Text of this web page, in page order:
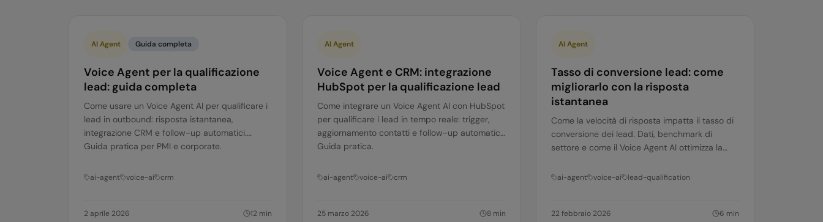
AI Agent Guida completa
Voice Agent per la qualificazione
lead: guida completa
Come usare un Voice Agent AI per qualificare i
lead in outbound: risposta istantanea,
integrazione CRM e follow-up automatici.
Guida pratica per PMI e corporate.
ai-agent voice-ai crm
2 aprile 2026 12 min
AI Agent
Voice Agent e CRM: integrazione
HubSpot per la qualificazione lead
Come integrare un Voice Agent AI con HubSpot
per qualificare i lead in tempo reale: trigger,
aggiornamento contatti e follow-up automatici.
Guida pratica.
ai-agent voice-ai crm
25 marzo 2026 8min
AI Agent
Tasso di conversione lead: come
migliorarlo con la risposta
istantanea
Come la velocità di risposta impatta il tasso di
conversione dei lead. Dati, benchmark di
settore e come il Voice Agent AI ottimizza la
pubblicitario.
ai-agent voice-ai lead-qualification
22 febbraio 2026 6 min